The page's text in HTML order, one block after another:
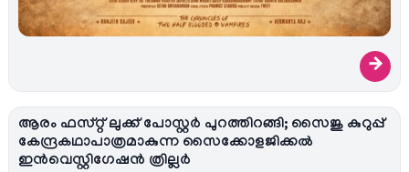
→
ആരം ഫസ്റ്റ് ലുക്ക് പോസ്റ്റർ പുറത്തിറങ്ങി; സൈജു കുറുപ്പ്
കേന്ദ്രകഥാപാത്രമാകുന്ന സൈക്കോളജിക്കൽ
ഇൻവെസ്റ്റിഗേഷൻ ത്രില്ലർ